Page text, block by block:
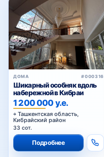
ДОМА #000316
Шикарный особняк вдоль
набережной в Кибраи
1 200 000 у.е.
Ташкентская область,
Кибрайский район
33 сот.
Подробнее